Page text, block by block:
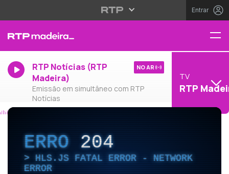
Entrar
RTP Notícias (RTP
Madeira)
Emissão em simultâneo com RTP
Notícias
NO AR
TV
RTP
ERRO204
HLS.JS FATAL ERROR - NETWORK
ERROR